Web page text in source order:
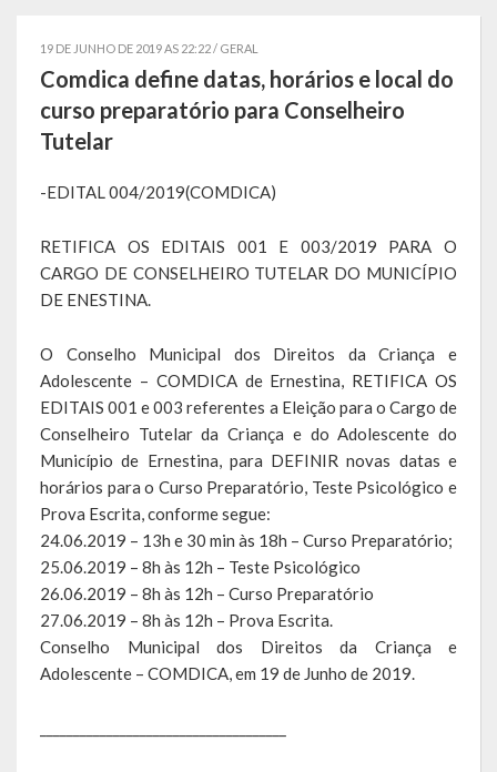
Símbolos
Telefones Úteis
Secretarias
Estrutura organizacional
Administração
Assistência Social
Sala Multidisciplinar Saber Mais
Escola Municipal de Educação Infantil Dr. Orlando Rojas
Escola Municipal De Ensino Fundamental Educarte
Escola Municipal De Ensino Fundamental João Alfredo Sachser
Escola Municipal De Ensino Fundamental Osvaldo Cruz
Agricultura
Fazenda
19 DE JUNHO DE 2019 AS 22:22 / GERAL
Comdica define datas, horários e local do
curso preparatório para Conselheiro
Tutelar
-EDITAL 004/2019(COMDICA)
RETIFICA OS EDITAIS 001 E 003/2019 PARA O
CARGO DE CONSELHEIRO TUTELAR DO MUNICÍPIO
DE ENESTINA.
O Conselho Municipal dos Direitos da Criança e
Adolescente – COMDICA de Ernestina, RETIFICA OS
EDITAIS 001 e 003 referentes a Eleição para o Cargo de
Conselheiro Tutelar da Criança e do Adolescente do
Município de Ernestina, para DEFINIR novas datas e
horários para o Curso Preparatório, Teste Psicológico e
Prova Escrita, conforme segue:
24.06.2019 – 13h e 30 min às 18h – Curso Preparatório;
25.06.2019 – 8h às 12h – Teste Psicológico
26.06.2019 – 8h às 12h – Curso Preparatório
27.06.2019 – 8h às 12h – Prova Escrita.
Conselho Municipal dos Direitos da Criança e
Adolescente – COMDICA, em 19 de Junho de 2019.